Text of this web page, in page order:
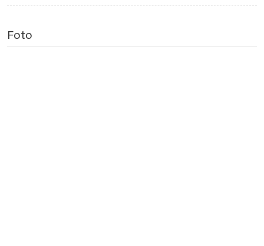
Foto